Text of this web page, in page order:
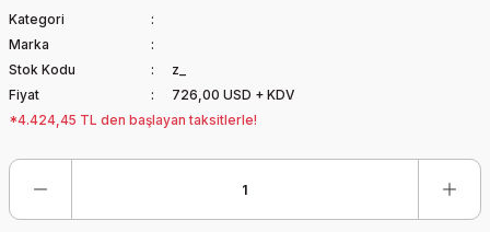
Kategori
Marka
Stok Kodu
z_
Fiyat
726,00 USD + KDV
*4.424,45 TL den başlayan taksitlerle!